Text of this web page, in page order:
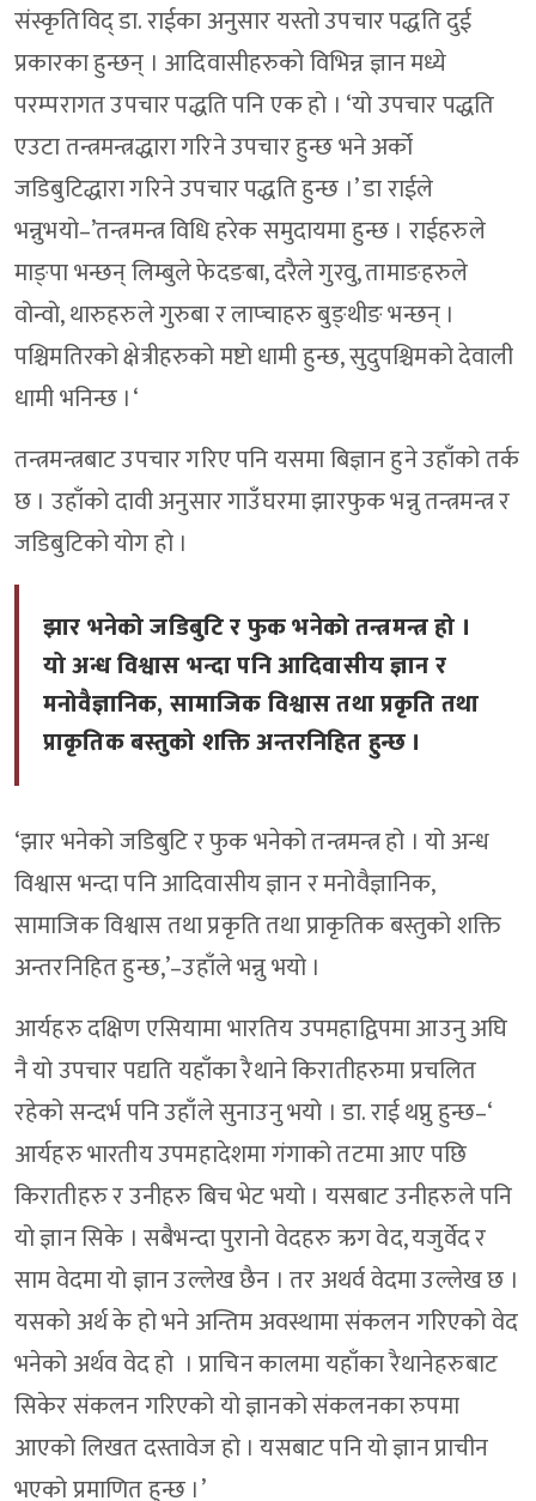
संस्कृतिविद् डा. राईका अनुसार यस्तो उपचार पद्धति दुई
प्रकारका हुन्छन् । आदिवासीहरुको विभिन्न ज्ञान मध्ये
परम्परागत उपचार पद्धति पनि एक हो । ‘यो उपचार पद्धति
एउटा तन्त्रमन्त्रद्धारा गरिने उपचार हुन्छ भने अर्को
जडिबुटिद्धारा गरिने उपचार पद्धति हुन्छ ।’ डा राईले
भन्नुभयो–’तन्त्रमन्त्र विधि हरेक समुदायमा हुन्छ । राईहरुले
माङ्पा भन्छन् लिम्बुले फेदङबा, दरैले गुरवु, तामाङहरुले
वोन्वो, थारुहरुले गुरुबा र लाप्चाहरु बुङ्थीङ भन्छन् ।
पश्चिमतिरको क्षेत्रीहरुको मष्टो धामी हुन्छ, सुदुपश्चिमको देवाली
धामी भनिन्छ ।‘
तन्त्रमन्त्रबाट उपचार गरिए पनि यसमा बिज्ञान हुने उहाँको तर्क
छ । उहाँको दावी अनुसार गाउँघरमा झारफुक भन्नु तन्त्रमन्त्र र
जडिबुटिको योग हो ।
झार भनेको जडिबुटि र फुक भनेको तन्त्रमन्त्र हो ।
यो अन्ध विश्वास भन्दा पनि आदिवासीय ज्ञान र
मनोवैज्ञानिक, सामाजिक विश्वास तथा प्रकृति तथा
प्राकृतिक बस्तुको शक्ति अन्तरनिहित हुन्छ ।
‘झार भनेको जडिबुटि र फुक भनेको तन्त्रमन्त्र हो । यो अन्ध
विश्वास भन्दा पनि आदिवासीय ज्ञान र मनोवैज्ञानिक,
सामाजिक विश्वास तथा प्रकृति तथा प्राकृतिक बस्तुको शक्ति
अन्तरनिहित हुन्छ,’–उहाँले भन्नु भयो ।
आर्यहरु दक्षिण एसियामा भारतिय उपमहाद्विपमा आउनु अघि
नै यो उपचार पद्यति यहाँका रैथाने किरातीहरुमा प्रचलित
रहेको सन्दर्भ पनि उहाँले सुनाउनु भयो । डा. राई थप्नु हुन्छ–‘
आर्यहरु भारतीय उपमहादेशमा गंगाको तटमा आए पछि
किरातीहरु र उनीहरु बिच भेट भयो । यसबाट उनीहरुले पनि
यो ज्ञान सिके । सबैभन्दा पुरानो वेदहरु ऋग वेद, यजुर्वेद र
साम वेदमा यो ज्ञान उल्लेख छैन । तर अथर्व वेदमा उल्लेख छ ।
यसको अर्थ के हो भने अन्तिम अवस्थामा संकलन गरिएको वेद
भनेको अर्थव वेद हो । प्राचिन कालमा यहाँका रैथानेहरुबाट
सिकेर संकलन गरिएको यो ज्ञानको संकलनका रुपमा
आएको लिखत दस्तावेज हो । यसबाट पनि यो ज्ञान प्राचीन
भएको प्रमाणित हुन्छ ।’